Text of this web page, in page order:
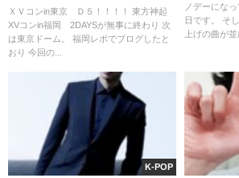
ＸＶコンin東京 Ｄ５！！！！ 東方神起
XVコンin福岡 2DAYSが無事に終わり 次
は東京ドーム。 福岡レポでブログしたと
おり 今回の...
ノデーにな
日です。 そ
上げの曲が並
K-POP